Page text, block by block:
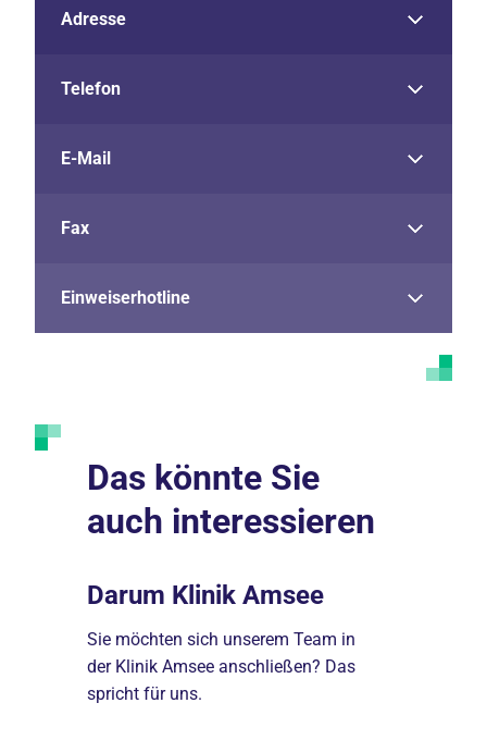
Adresse
Telefon
E-Mail
Fax
Einweiserhotline
Das könnte Sie
auch interessieren
Darum Klinik Amsee
Sie möchten sich unserem Team in
der Klinik Amsee anschließen? Das
spricht für uns.